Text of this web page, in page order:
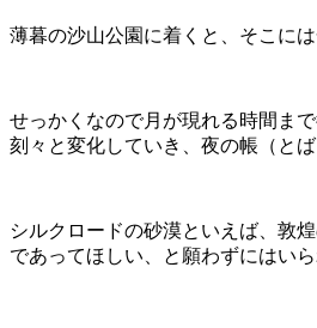
薄暮の沙山公園に着くと、そこに
せっかくなので月が現れる時間ま
刻々と変化していき、夜の帳（と
シルクロードの砂漠といえば、敦
であってほしい、と願わずにはいら